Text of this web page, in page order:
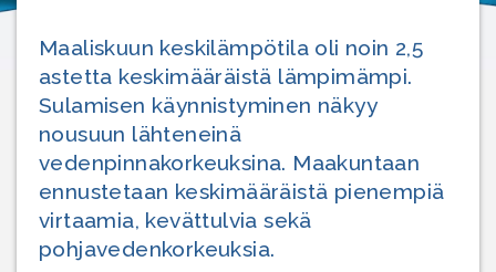
Maaliskuun keskilämpötila oli noin 2,5
astetta keskimääräistä lämpimämpi.
Sulamisen käynnistyminen näkyy
nousuun lähteneinä
vedenpinnakorkeuksina. Maakuntaan
ennustetaan keskimääräistä pienempiä
virtaamia, kevättulvia sekä
pohjavedenkorkeuksia.